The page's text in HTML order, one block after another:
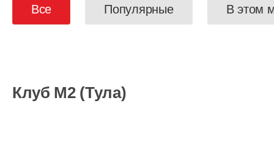
Все Популярные В этом
Клуб М2 (Тула)